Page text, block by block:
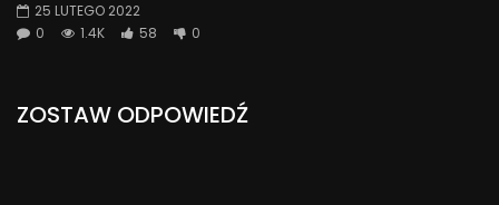
25 LUTEGO 2022
0
1.4K 58 0
ZOSTAW ODPOWIEDŹ